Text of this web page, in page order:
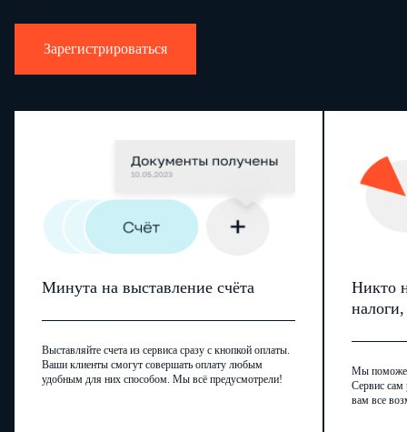
Зарегистрироваться
Минута на выставление счёта
Выставляйте счета из сервиса сразу с кнопкой оплаты.
Ваши клиенты смогут совершать оплату любым
удобным для них способом. Мы всё предусмотрели!
Никто
Мы
Сервис сам
вам все